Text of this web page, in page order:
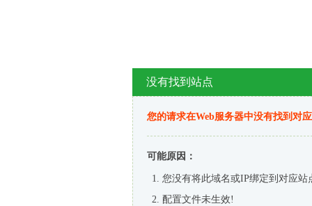
没有找到站点
您的请求在Web服务器中没有找到对
可能原因：
您没有将此域名或IP绑定到对应站
配置文件未生效!